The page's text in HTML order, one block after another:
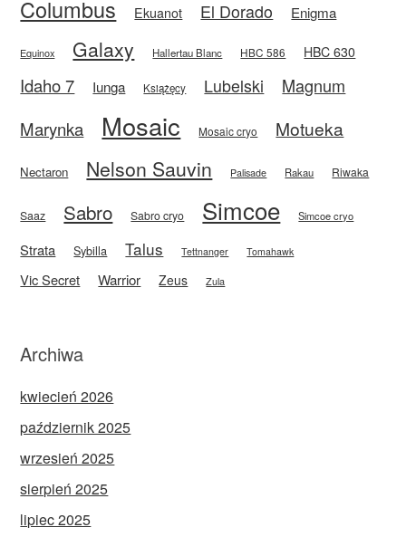
Columbus Ekuanot El Dorado Enigma
Equinox Galaxy Hallertau Blanc HBC 586 HBC 630
Idaho 7 Iunga Książęcy Lubelski
Magnum
Marynka
Mosaic Mosaic cryo Motueka
Nectaron Nelson Sauvin Palisade Rakau Riwaka
Saaz Sabro Sabro cryo Simcoe Simcoe cryo
Strata Sybilla Talus Tettnanger Tomahawk
Vic Secret Warrior Zeus Zula
Archiwa
kwiecień 2026
październik 2025
wrzesień 2025
sierpień 2025
lipiec 2025